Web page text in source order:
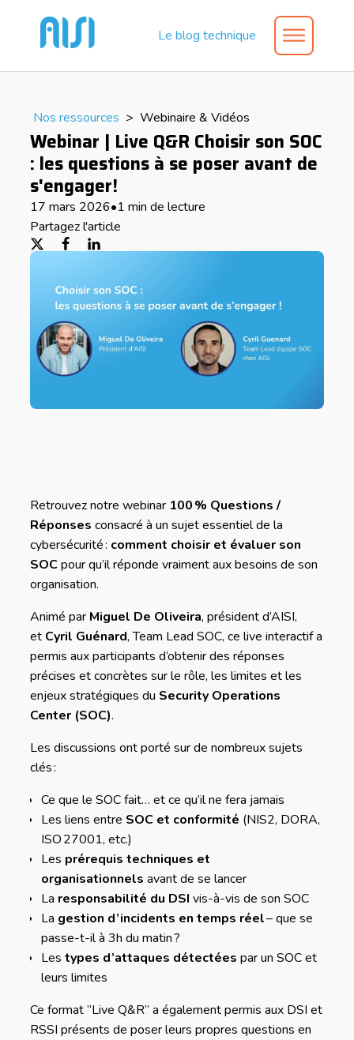
Le blog technique
Nos ressources > Webinaire & Vidéos
Webinar | Live Q&R Choisir son SOC
: les questions à se poser avant de
s'engager!
17 mars 2026•1 min de lecture
Partagez l'article
Retrouvez notre webinar 100 % Questions /
Réponses consacré à un sujet essentiel de la
cybersécurité : comment choisir et évaluer son
SOCpour qu’il réponde vraiment aux besoins de son
organisation.
Animé par Miguel De Oliveira, président d’AISI,
et Cyril Guénard, Team Lead SOC, ce live interactif a
permis aux participants d’obtenir des réponses
précises et concrètes sur le rôle, les limites et les
enjeux stratégiques du Security Operations
Center (SOC).
Les discussions ont porté sur de nombreux sujets
clés :
Ce que le SOC fait… et ce qu’il ne fera jamais
Les liens entre SOC et conformité (NIS2, DORA,
ISO 27001, etc.)
Les prérequis techniques et
organisationnels avant de se lancer
La responsabilité du DSI vis-à-vis de son SOC
La gestion d’incidents en temps réel– que se
passe-t-il à 3h du matin ?
Lestypes d’attaques détectées par un SOC et
leurs limites
Ce format “Live Q&R” a également permis aux DSI et
RSSI présents de poser leurs propres questions en